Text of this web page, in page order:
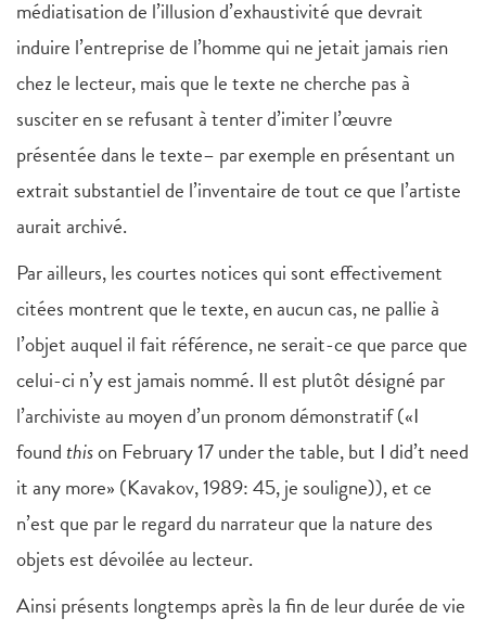
médiatisation de l’illusion d’exhaustivité que devrait
induire l’entreprise de l’homme qui ne jetait jamais rien
chez le lecteur, mais que le texte ne cherche pas à
susciter en se refusant à tenter d’imiter l’œuvre
présentée dans le texte– par exemple en présentant un
extrait substantiel de l’inventaire de tout ce que l’artiste
aurait archivé.
Par ailleurs, les courtes notices qui sont effectivement
citées montrent que le texte, en aucun cas, ne pallie à
l’objet auquel il fait référence, ne serait-ce que parce que
celui-ci n’y est jamais nommé. Il est plutôt désigné par
l’archiviste au moyen d’un pronom démonstratif («I
foundthison February 17 under the table, but I did’t need
it any more» (Kavakov, 1989: 45, je souligne)), et ce
n’est que par le regard du narrateur que la nature des
objets est dévoilée au lecteur.
Ainsi présents longtemps après la fin de leur durée de vie